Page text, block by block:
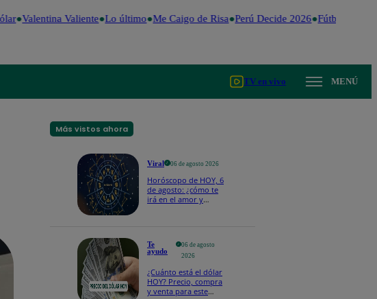
Valentina Valiente Lo último Me Caigo de Risa Perú Decide 2026 Fútbol peruano
TV en vivo MENÚ
Más vistos ahora
Viral 06 de agosto 2026
Horóscopo de HOY, 6
de agosto: ¿cómo te
irá en el amor y
Te
ayudo
06 de agosto
2026
¿Cuánto está el dólar
HOY? Precio, compra
y venta para este